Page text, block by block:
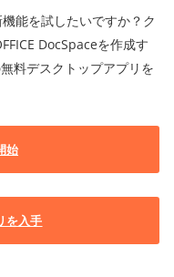
能を試したいですか？ク
DocSpaceを作成す
料デスクトップアプリを
始
を入手